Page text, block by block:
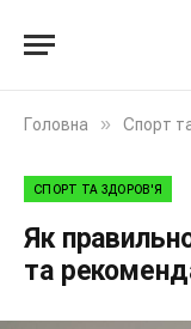
Головна » Спорт
СПОРТ ТА ЗДОРОВ'Я
Як
та